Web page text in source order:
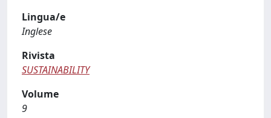
Lingua/e
Inglese
Rivista
SUSTAINABILITY
Volume
9